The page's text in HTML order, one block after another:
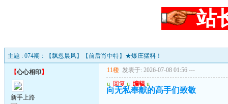
站
主题 : 074期：【飘忽晨风】【前后肖中特】★爆庄猛料！
【心心相印】
新手上路
11楼 发表于: 2026-07-08 01:56 ---
u 回复 u 编辑 u
向无私奉献的高手们致敬